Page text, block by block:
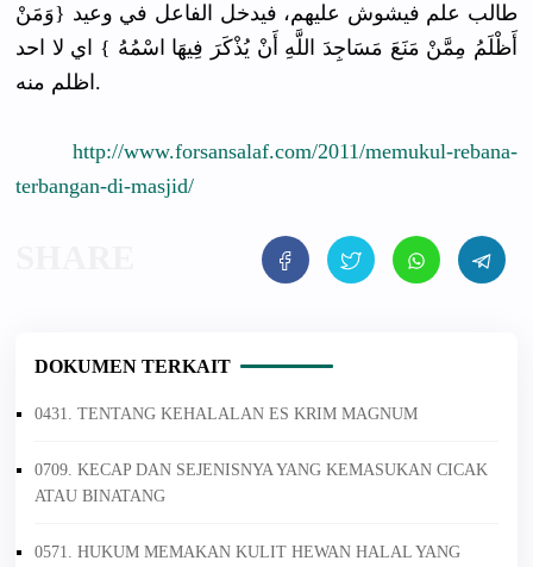
طالب علم فيشوش عليهم، فيدخل الفاعل في وعيد {وَمَنْ
أَظْلَمُ مِمَّنْ مَنَعَ مَسَاجِدَ اللَّهِ أَنْ يُذْكَرَ فِيهَا اسْمُهُ } اي لا احد
اظلم منه.
http://www.forsansalaf.com/2011/memukul-rebana-
terbangan-di-masjid/
DOKUMEN TERKAIT
0431. TENTANG KEHALALAN ES KRIM MAGNUM
0709. KECAP DAN SEJENISNYA YANG KEMASUKAN CICAK
ATAU BINATANG
0571. HUKUM MEMAKAN KULIT HEWAN HALAL YANG